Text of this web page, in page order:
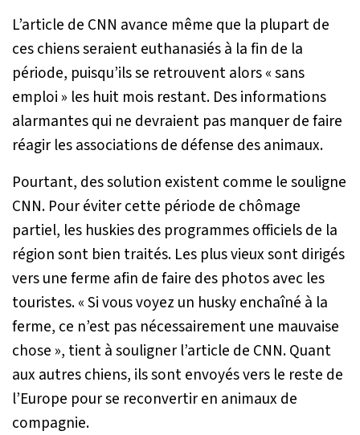
L’article de CNN avance même que la plupart de
ces chiens seraient euthanasiés à la fin de la
période, puisqu’ils se retrouvent alors « sans
emploi » les huit mois restant. Des informations
alarmantes qui ne devraient pas manquer de faire
réagir les associations de défense des animaux.
Pourtant, des solution existent comme le souligne
CNN. Pour éviter cette période de chômage
partiel, les huskies des programmes officiels de la
région sont bien traités. Les plus vieux sont dirigés
vers une ferme afin de faire des photos avec les
touristes. «Si vous voyez un husky enchaîné à la
ferme, ce n’est pas nécessairement une mauvaise
chose », tient à souligner l’article de CNN. Quant
aux autres chiens, ils sont envoyés vers le reste de
l’Europe pour se reconvertir en animaux de
compagnie.